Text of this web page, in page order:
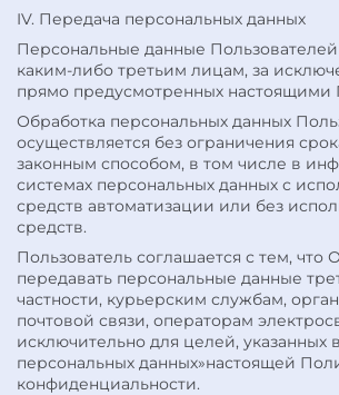
IV. Передача персональных данных
Персональные данные
каким-либо третьим лицам, за
прямо предусмотренных настоящими
Обработка персональных данных
осуществляется без ограничения
законным способом, в том числе в
системах персональных данных с
средств автоматизации или без
средств.
Пользователь соглашается с тем, что
передавать персональные данные
частности, курьерским службам,
почтовой связи, операторам
исключительно для целей, указанных
персональных данных»настоящей
конфиденциальности.